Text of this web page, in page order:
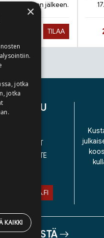
sen jälkeen.
TILAA
MEISTÄ
×
jotka
jotka
KAIKKI